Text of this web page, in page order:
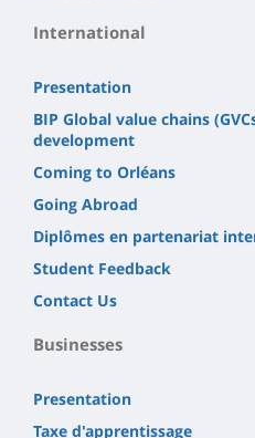
International
Presentation
BIP Global value chains
development
Coming to Orléans
Going Abroad
Diplômes en partenariat
Student Feedback
Contact Us
Businesses
Presentation
Taxe d'apprentissage